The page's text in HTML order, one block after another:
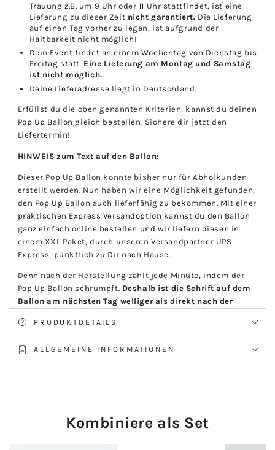
Trauung z.B. um 9 Uhr oder 11 Uhr stattfindet, ist eine
Lieferung zu dieser Zeit nicht garantiert. Die Lieferung
auf einen Tag vorher zu legen, ist aufgrund der
Haltbarkeit nicht möglich!
Dein Event findet an einem Wochentag von Dienstag bis
Freitag statt. Eine Lieferung am Montag und Samstag
ist nicht möglich.
Deine Lieferadresse liegt in Deutschland
Erfüllst du die oben genannten Kriterien, kannst du deinen
Pop Up Ballon gleich bestellen. Sichere dir jetzt den
Liefertermin!
HINWEIS zum Text auf den Ballon:
Dieser Pop Up Ballon konnte bisher nur für Abholkunden
erstellt werden. Nun haben wir eine Möglichkeit gefunden,
den Pop Up Ballon auch lieferfähig zu bekommen. Mit einer
praktischen Express Versandoption kannst du den Ballon
ganz einfach online bestellen und wir liefern diesen in
einem XXL Paket, durch unseren Versandpartner UPS
Express, pünktlich zu Dir nach Hause.
Denn nach der Herstellung zählt jede Minute, indem der
Pop Up Ballon schrumpft. Deshalb ist die Schrift auf dem
Ballon am nächsten Tag welliger als direkt nach der
ergeben, dass die Schrift nicht entscheidend, sondern die
weshalb wir dieses Produkt für die Nicht-Abholer nicht
vorenthalten möchten.
keinen Einfluss nehmen können. Wir arbeiten nur mit
PRODUKTDETAILS
ALLGEMEINE INFORMATIONEN
Kombiniere als Set